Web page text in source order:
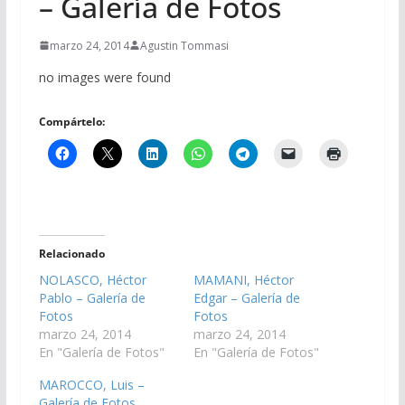
marzo 24, 2014 Agustin Tommasi
no images were found
Compártelo:
Relacionado
NOLASCO, Héctor
Pablo – Galería de
Fotos
marzo 24, 2014
En "Galería de Fotos"
MAMANI, Héctor
Edgar – Galería de
Fotos
marzo 24, 2014
En "Galería de Fotos"
MAROCCO, Luis –